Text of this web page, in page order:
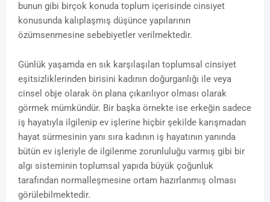
bunun gibi birçok konuda toplum içerisinde cinsiyet
konusunda kalıplaşmış düşünce yapılarının
özümsenmesine sebebiyetler verilmektedir.
Günlük yaşamda en sık karşılaşılan toplumsal cinsiyet
eşitsizliklerinden birisini kadının doğurganlığı ile veya
cinsel obje olarak ön plana çıkarılıyor olması olarak
görmek mümkündür. Bir başka örnekte ise erkeğin sadece
iş hayatıyla ilgilenip ev işlerine hiçbir şekilde karışmadan
hayat sürmesinin yanı sıra kadının iş hayatının yanında
bütün ev işleriyle de ilgilenme zorunluluğu varmış gibi bir
algı sisteminin toplumsal yapıda büyük çoğunluk
tarafından normalleşmesine ortam hazırlanmış olması
görülebilmektedir.